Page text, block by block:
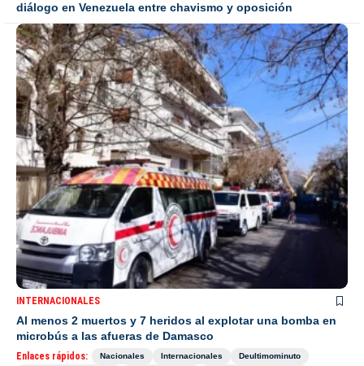
diálogo en Venezuela entre chavismo y oposición
INTERNACIONALES
Al menos 2 muertos y 7 heridos al explotar una bomba en
microbús a las afueras de Damasco
Enlaces rápidos: Nacionales Internacionales
Deultimominuto